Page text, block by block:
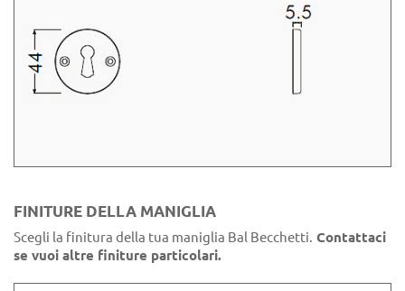
FINITURE DELLA MANIGLIA
Scegli la finitura della tua maniglia Bal Becchetti. Contattaci
se vuoi altre finiture particolari.